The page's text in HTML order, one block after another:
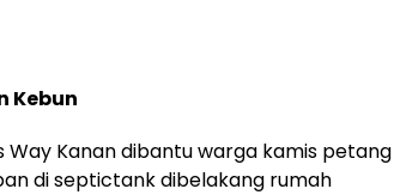
Kebun
Way Kanan dibantu warga kamis petang
di septictank dibelakang rumah